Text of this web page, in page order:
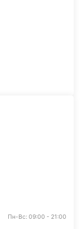
Пн-Вс: 09:00 - 21:00